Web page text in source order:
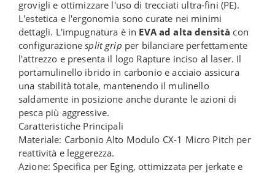
grovigli e ottimizzare l'uso di trecciati ultra-fini (PE).
L'estetica e l'ergonomia sono curate nei minimi
dettagli. L'impugnatura è in EVA ad alta densità con
configurazionesplit grip per bilanciare perfettamente
l'attrezzo e presenta il logo Rapture inciso al laser. Il
portamulinello ibrido in carbonio e acciaio assicura
una stabilità totale, mantenendo il mulinello
saldamente in posizione anche durante le azioni di
pesca più aggressive.
Caratteristiche Principali
Materiale: Carbonio Alto Modulo CX-1 Micro Pitch per
reattività e leggerezza.
Azione: Specifica per Eging, ottimizzata per jerkate e